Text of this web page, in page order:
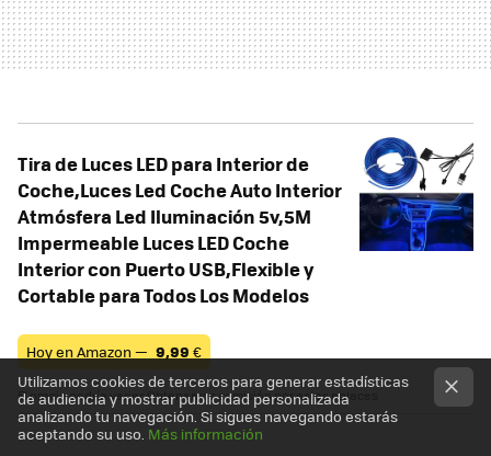
Tira de Luces LED para Interior de
Coche,Luces Led Coche Auto Interior
Atmósfera Led Iluminación 5v,5M
Impermeable Luces LED Coche
Interior con Puerto USB,Flexible y
Cortable para Todos Los Modelos
Hoy en Amazon — 9,99 €
El precio podría variar. Obtenemos comisión por estos enlaces
Utilizamos cookies de terceros para generar estadísticas
de audiencia y mostrar publicidad personalizada
analizando tu navegación. Si sigues navegando estarás
aceptando su uso. Más información